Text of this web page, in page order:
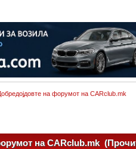
на форумот на CARclub.mk
на CARclub.mk